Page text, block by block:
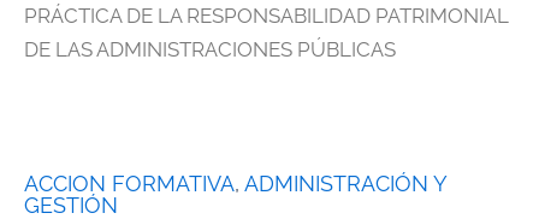
PRÁCTICA DE LA RESPONSABILIDAD PATRIMONIAL
DE LAS ADMINISTRACIONES PÚBLICAS
ACCION FORMATIVA, ADMINISTRACIÓN Y
GESTIÓN